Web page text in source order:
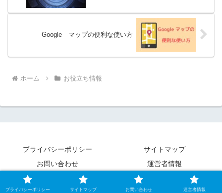
Google マップの便利な使い方
ホーム お役立ち情報
プライバシーポリシー
サイトマップ
お問い合わせ
運営者情報
© 2020-2026 ITスケット.
プライバシーポリシー サイトマップ お問い合わせ 運営者情報